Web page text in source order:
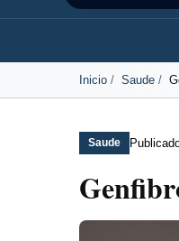
Inicio Saude
Saude